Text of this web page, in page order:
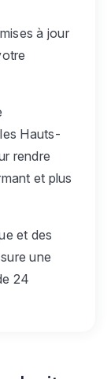
à jour
Hauts-
rendre
et plus
et des
une
24